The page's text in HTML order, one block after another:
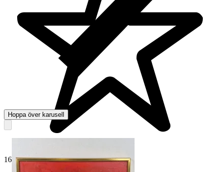
165 050 omdömen
Hoppa över karusell